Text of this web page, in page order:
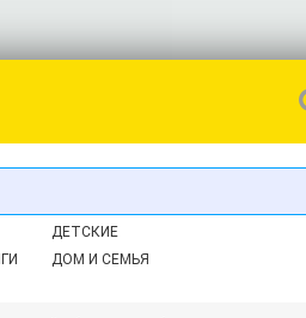
ДЕТСКИЕ
ДОМ И СЕМЬЯ